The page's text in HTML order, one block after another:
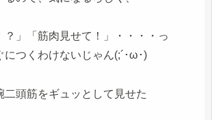
？」「筋肉見せて！」・・・・っ
につくわけないじゃん(;´･ω･)
二頭筋をギュッとして見せた